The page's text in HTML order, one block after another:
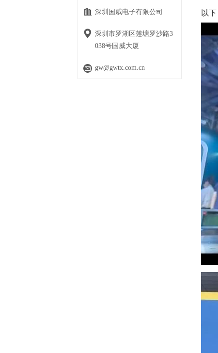
深圳国威电子有限公司
深圳市罗湖区莲塘罗沙路3
038号国威大厦
gw@gwtx.com.cn
以